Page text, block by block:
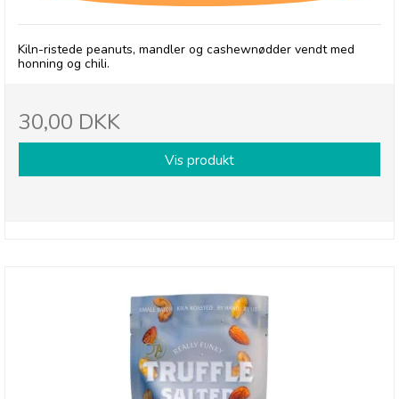
Kiln-ristede peanuts, mandler og cashewnødder vendt med
honning og chili.
30,00 DKK
Vis produkt